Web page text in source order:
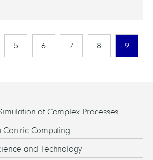
5 6 7 8 9
of Complex Processes
Centric Computing
and Technology